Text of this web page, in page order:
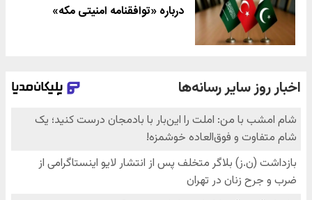
درباره «توافقنامه امنیتی مکه»